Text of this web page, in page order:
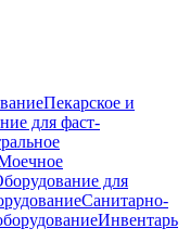
Пекарское и
для фаст-
для
Санитарно-
Инвентарь